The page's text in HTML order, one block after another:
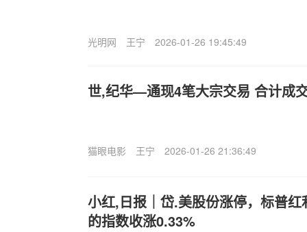
光明网 王宁 2026-01-26 19:45:49
世,纪华—通现4笔大宗交易 合计成
猫眼电影 王宁 2026-01-26 21:36:49
小红,日报｜岱.美股份涨停，标普
的指数收涨0.33%